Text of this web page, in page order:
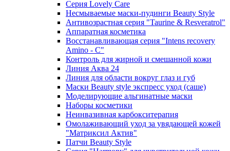
Cерия Lovely Care
Несмываемые маски-пудинги Beauty Style
Антивозрастная серия "Taurine & Resveratrol"
Аппаратная косметика
Восстанавливающая серия "Intens recovery
Amino - C"
Контроль для жирной и смешанной кожи
Линия Аква 24
Линия для области вокруг глаз и губ
Маски Beauty style экспресс уход (саше)
Моделирующие альгинатные маски
Наборы косметики
Неинвазивная карбокситерапия
Омолаживающий уход за увядающей кожей
"Матриксил Актив"
Патчи Beauty Style